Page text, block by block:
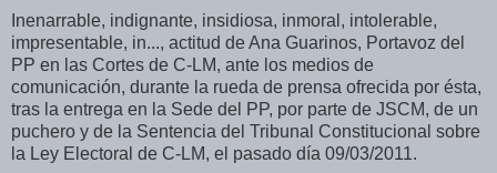
Inenarrable, indignante, insidiosa, inmoral, intolerable,
impresentable, in..., actitud de Ana Guarinos, Portavoz del
PP en las Cortes de C-LM, ante los medios de
comunicación, durante la rueda de prensa ofrecida por ésta,
tras la entrega en la Sede del PP, por parte de JSCM, de un
puchero y de la Sentencia del Tribunal Constitucional sobre
la Ley Electoral de C-LM, el pasado día 09/03/2011.